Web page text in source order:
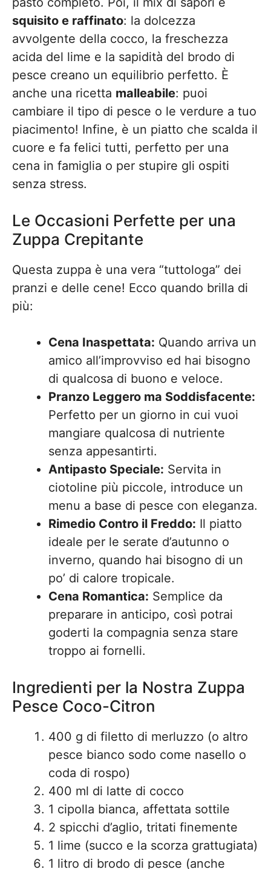
squisito e raffinato: la dolcezza
avvolgente della cocco, la freschezza
acida del lime e la sapidità del brodo di
pesce creano un equilibrio perfetto. È
anche una ricetta malleabile: puoi
cambiare il tipo di pesce o le verdure a tuo
piacimento! Infine, è un piatto che scalda il
cuore e fa felici tutti, perfetto per una
cena in famiglia o per stupire gli ospiti
senza stress.
Le Occasioni Perfette per una
Zuppa Crepitante
Questa zuppa è una vera “tuttologa” dei
pranzi e delle cene! Ecco quando brilla di
più:
Cena Inaspettata: Quando arriva un
amico all’improvviso ed hai bisogno
di qualcosa di buono e veloce.
Pranzo Leggero ma Soddisfacente:
Perfetto per un giorno in cui vuoi
mangiare qualcosa di nutriente
senza appesantirti.
Antipasto Speciale: Servita in
ciotoline più piccole, introduce un
menu a base di pesce con eleganza.
Rimedio Contro il Freddo: Il piatto
ideale per le serate d’autunno o
inverno, quando hai bisogno di un
po’ di calore tropicale.
Cena Romantica: Semplice da
preparare in anticipo, così potrai
goderti la compagnia senza stare
troppo ai fornelli.
Ingredienti per la Nostra Zuppa
Pesce Coco-Citron
400 g di filetto di merluzzo (o altro
pesce bianco sodo come nasello o
coda di rospo)
400 ml di latte di cocco
1 cipolla bianca, affettata sottile
2 spicchi d’aglio, tritati finemente
1 lime (succo e la scorza grattugiata)
1 litro di brodo di pesce (anche